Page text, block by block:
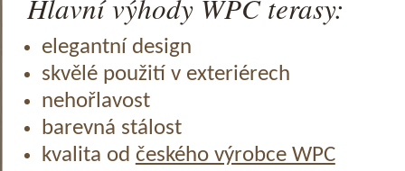
elegantní design
skvělé použití v exteriérech
nehořlavost
barevná stálost
kvalita od českého výrobce WPC